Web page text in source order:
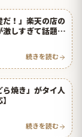
！」楽天の店の
激しすぎて話題
続きを読む
焼き」がタイ人
続きを読む